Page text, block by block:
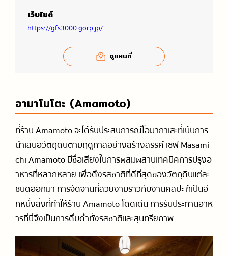
เว็บไซต์
https://gfs3000.gorp.jp/
ดูแผนที่
อามาโมโตะ (Amamoto)
ที่ร้าน Amamoto จะได้รับประสบการณ์โอมากาเสะที่เน้นการ
นำเสนอวัตถุดิบตามฤดูกาลอย่างสร้างสรรค์ เชฟ Masami
chi Amamoto มีชื่อเสียงในการผสมผสานเทคนิคการปรุงอ
าหารที่หลากหลาย เพื่อดึงรสชาติที่ดีที่สุดของวัตถุดิบแต่ละ
ชนิดออกมา การจัดจานที่สวยงามราวกับงานศิลปะ ก็เป็นอี
กหนึ่งสิ่งที่ทำให้ร้าน Amamoto โดดเด่น การรับประทานอาห
ารที่นี่จึงเป็นการดื่มด่ำทั้งรสชาติและสุนทรียภาพ